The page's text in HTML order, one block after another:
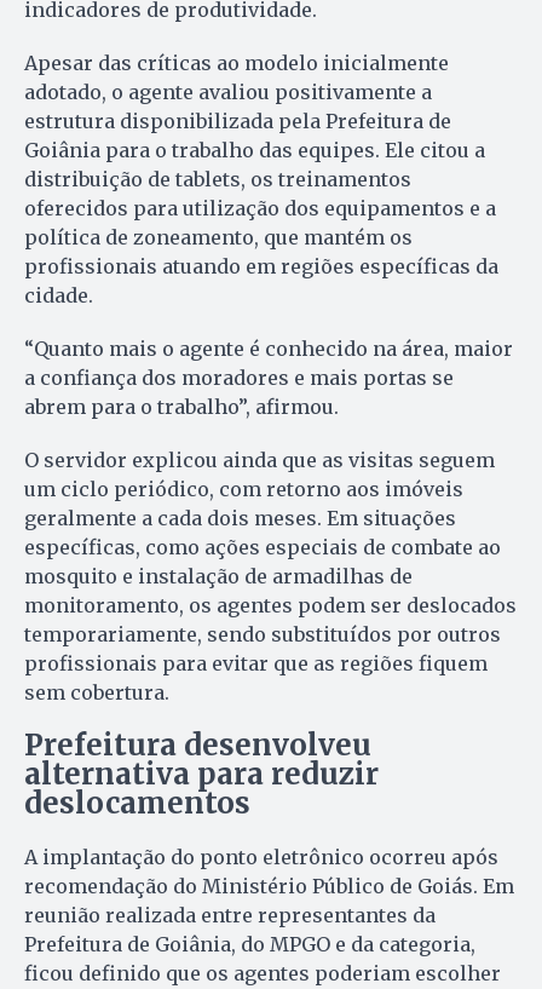
indicadores de produtividade.
Apesar das críticas ao modelo inicialmente
adotado, o agente avaliou positivamente a
estrutura disponibilizada pela Prefeitura de
Goiânia para o trabalho das equipes. Ele citou a
distribuição de tablets, os treinamentos
oferecidos para utilização dos equipamentos e a
política de zoneamento, que mantém os
profissionais atuando em regiões específicas da
cidade.
“Quanto mais o agente é conhecido na área, maior
a confiança dos moradores e mais portas se
abrem para o trabalho”, afirmou.
O servidor explicou ainda que as visitas seguem
um ciclo periódico, com retorno aos imóveis
geralmente a cada dois meses. Em situações
específicas, como ações especiais de combate ao
mosquito e instalação de armadilhas de
monitoramento, os agentes podem ser deslocados
temporariamente, sendo substituídos por outros
profissionais para evitar que as regiões fiquem
sem cobertura.
Prefeitura desenvolveu
alternativa para reduzir
deslocamentos
A implantação do ponto eletrônico ocorreu após
recomendação do Ministério Público de Goiás. Em
reunião realizada entre representantes da
Prefeitura de Goiânia, do MPGO e da categoria,
ficou definido que os agentes poderiam escolher